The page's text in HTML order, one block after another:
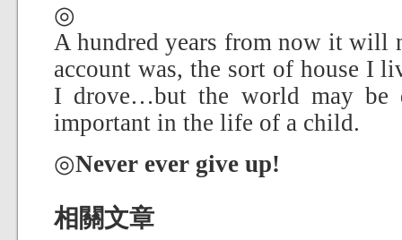
◎
A hundred years from now it will
account was, the sort of house I
I drove…but the world may be
important in the life of a child.
◎Never ever give up!
相關文章